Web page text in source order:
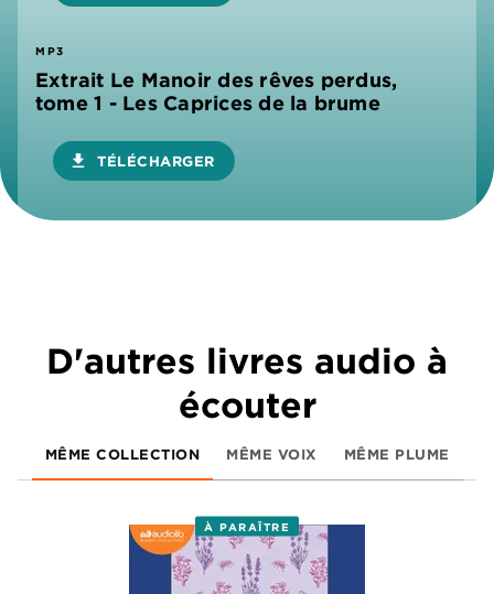
MP3
Extrait Le Manoir des rêves perdus,
tome 1 - Les Caprices de la brume
download TÉLÉCHARGER
D'autres livres audio à
écouter
MÊME COLLECTION MÊME VOIX MÊME PLUME
À PARAÎTRE